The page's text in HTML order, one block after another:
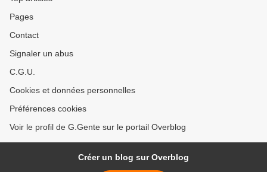
Pages
Contact
Signaler un abus
C.G.U.
Cookies et données personnelles
Préférences cookies
Voir le profil de G.Gente sur le portail Overblog
Créer un blog sur Overblog